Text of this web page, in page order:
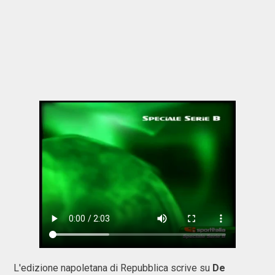
L'edizione napoletana di Repubblica scrive su De